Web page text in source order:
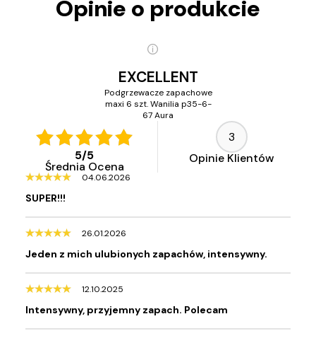
Opinie o produkcie
EXCELLENT
Podgrzewacze zapachowe
maxi 6 szt. Wanilia p35-6-
67 Aura
5/5
Średnia Ocena
3
Opinie Klientów
04.06.2026
SUPER!!!
26.01.2026
Jeden z mich ulubionych zapachów, intensywny.
12.10.2025
Intensywny, przyjemny zapach. Polecam